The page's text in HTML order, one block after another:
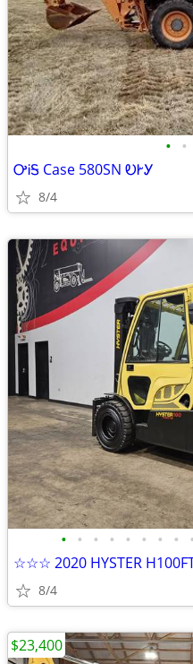
• •
ᎤᎥᎦ Case 580SN ᎧᎨᎩ
8/4
• • • • • • • • •
☆☆☆ 2020 HYSTER
8/4
$23,400